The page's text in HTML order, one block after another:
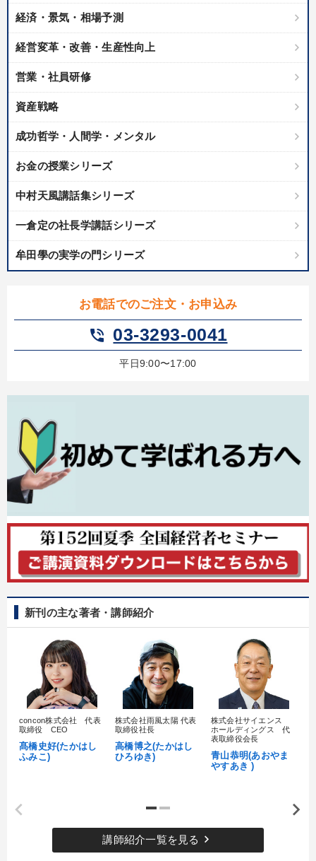
経済・景気・相場予測
経営変革・改善・生産性向上
営業・社員研修
資産戦略
成功哲学・人間学・メンタル
お金の授業シリーズ
中村天風講話集シリーズ
一倉定の社長学講話シリーズ
牟田學の実学の門シリーズ
お電話でのご注文・お申込み
phone_in_talk 03-3293-0041
平日9:00〜17:00
新刊の主な著者・講師紹介
concon株式会社 代表
取締役 CEO
髙橋史好(たかはし
ふみこ)
株式会社雨風太陽 代表
取締役社長
高橋博之(たかはし
ひろゆき)
株式会社サイエンス
ホールディングス 代
表取締役会長
青山恭明(あおやま
やすあき )
講師紹介一覧を見る keyboard_arrow_right